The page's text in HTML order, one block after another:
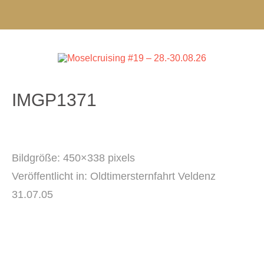
IMGP1371
Bildgröße: 450×338 pixels
Veröffentlicht in: Oldtimersternfahrt Veldenz
31.07.05